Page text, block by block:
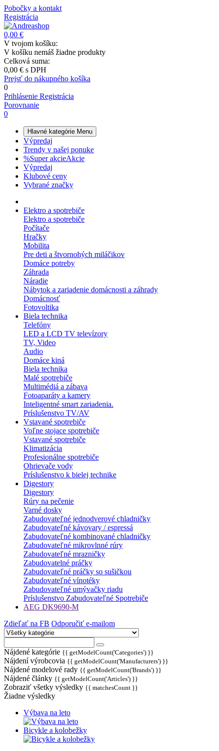
Pobočky a kontakt
Registrácia
0,00 €
V tvojom košíku:
V košíku nemáš žiadne produkty
Celková suma:
0,00 € s DPH
Prejsť do nákupného košíka
0
Prihlásenie Registrácia
Porovnanie
0
Hlavné kategórie Menu
Výpredaj
Trendy v našej ponuke
%Super akcieAkcie
Výpredaj
Klubové ceny
Vybrané značky
Elektro a spotrebiče
Elektro a spotrebiče
Počítače
Hračky
Mobilita
Pre deti a štvornohých miláčikov
Domáce potreby
Záhrada
Náradie
Nábytok a zariadenie domácnosti a záhrady
Domácnosť
Fotovoltika
Biela technika
Telefóny
LED a LCD TV televízory
TV, Video
Audio
Domáce kiná
Biela technika
Malé spotrebiče
Multimédiá a zábava
Fotoaparáty a kamery
Inteligentné smart zariadenia.
Príslušenstvo TV/AV
Vstavané spotrebiče
Voľne stojace spotrebiče
Vstavané spotrebiče
Klimatizácia
Profesionálne spotrebiče
Ohrievače vody
Príslušenstvo k bielej technike
Digestory
Digestory
Rúry na pečenie
Varné dosky
Zabudovateľné jednodverové chladničky
Zabudovateľné kávovary / espressá
Zabudovateľné kombinované chladničky
Zabudovateľné mikrovlnné rúry
Zabudovateľné mrazničky
Zabudovatelné práčky
Zabudovateľné práčky so sušičkou
Zabudovateľné vínotéky
Zabudovateľné umývačky riadu
Príslušenstvo Zabudovateľné Spotrebiče
AEG DK9690-M
Zdieľať na FB Odporučiť e-mailom
Nájdené kategórie {{ getModelCount('Categories') }}
Nájdení výrobcovia {{ getModelCount('Manufacturers') }}
Nájdené modelové rady {{ getModelCount('Brands') }}
Nájdené články {{ getModelCount('Articles') }}
Zobraziť všetky výsledky {{ matchesCount }}
Žiadne výsledky
Výbava na leto
Bicykle a kolobežky